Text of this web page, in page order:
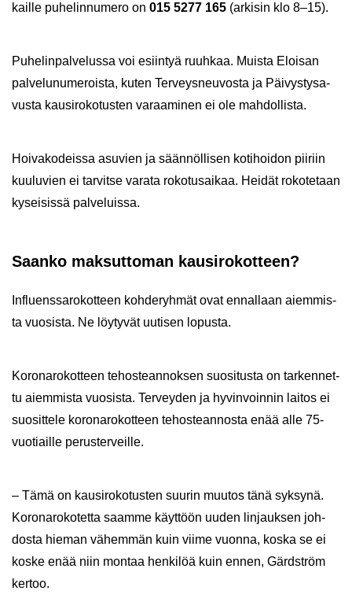
kail­le pu­he­lin­nu­me­ro on 015 5277 165 (ar­ki­sin klo 8–15).
Pu­he­lin­pal­ve­lus­sa voi esiin­tyä ruuh­kaa. Muis­ta Eloi­san
pal­ve­lu­nu­me­rois­ta, kuten Ter­veys­neu­vos­ta ja Päi­vys­ty­sa­
vus­ta kausi­ro­ko­tus­ten va­raa­mi­nen ei ole mah­dol­lis­ta.
Hoi­va­ko­deis­sa asu­vien ja sään­nöl­li­sen ko­ti­hoi­don pii­riin
kuu­lu­vien ei tar­vit­se va­ra­ta ro­ko­tusai­kaa. Hei­dät ro­ko­te­taan
ky­sei­sis­sä pal­ve­luis­sa.
Saan­ko mak­sut­to­man kausi­ro­kot­teen?
Influens­sa­ro­kot­teen koh­de­ryh­mät ovat en­nal­laan ai­em­mis­
ta vuo­sis­ta. Ne löy­ty­vät uu­ti­sen lo­pus­ta.
Ko­ro­na­ro­kot­teen te­hos­tean­nok­sen suo­si­tus­ta on tar­ken­net­
tu ai­em­mis­ta vuo­sis­ta. Ter­vey­den ja hy­vin­voin­nin lai­tos ei
suo­sit­te­le ko­ro­na­ro­kot­teen te­hos­tean­nos­ta enää alle 75-​
vuotiaille pe­rus­ter­veil­le.
– Tämä on kausi­ro­ko­tus­ten suu­rin muu­tos tänä syk­sy­nä.
Ko­ro­na­ro­ko­tet­ta saam­me käyt­töön uuden lin­jauk­sen joh­
dos­ta hie­man vä­hem­män kuin viime vuon­na, koska se ei
koske enää niin mon­taa hen­ki­löä kuin ennen, Gärd­ström
ker­too.